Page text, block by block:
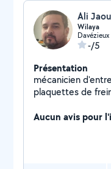
Ali
Wilaya
-/5
Présentation
mécanicien
plaquettes de
Aucun avis pour